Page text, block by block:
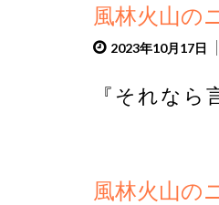
風林火山の
2023年10月17日
『それな
風林火山の